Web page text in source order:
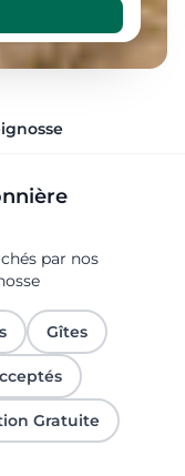
par nos
Gîtes
Gratuite